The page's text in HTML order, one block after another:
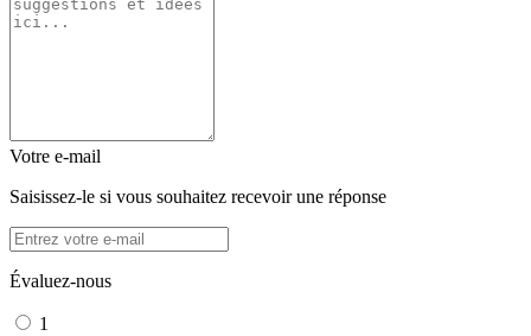
Votre e-mail
Saisissez-le si vous souhaitez recevoir une réponse
Évaluez-nous
1